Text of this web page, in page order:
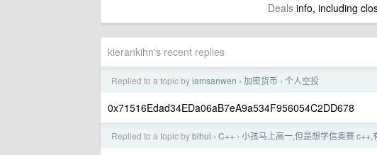
Dealsinfo, including
kierankihn's recent replies
Replied to a topic byiamsanwen › 加密货币 › 个人空投
0x71516Edad34EDa06aB7eA9a534F956054C2DD678
Replied to a topic bybihui › C++ › 小孩马上高一,但是想学信奥赛 c++,